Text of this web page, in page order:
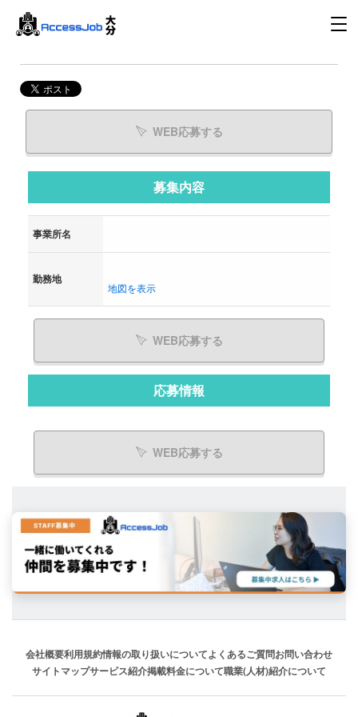
WEB応募する
募集内容
事業所名
勤務地
地図を表示
WEB応募する
応募情報
WEB応募する
会社概要利用規約情報の取り扱いについてよくあるご質問お問い合わせ
サイトマップサービス紹介掲載料金について職業(人材)紹介について